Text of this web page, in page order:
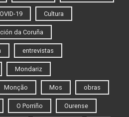
19 Cultura
da Coruña
entrevistas
Mondariz
Monção Mos obras
O Porriño Ourense